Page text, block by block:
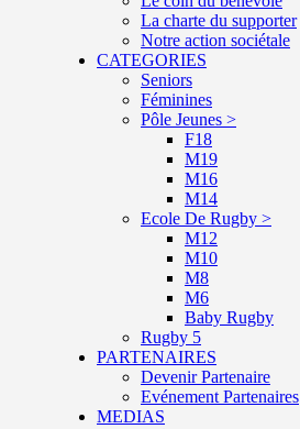
La charte du supporter
Notre action sociétale
CATEGORIES
Seniors
Féminines
Pôle Jeunes >
F18
M19
M16
M14
Ecole De Rugby >
M12
M10
M8
M6
Baby Rugby
Rugby 5
PARTENAIRES
Devenir Partenaire
Evénement Partenaires
MEDIAS